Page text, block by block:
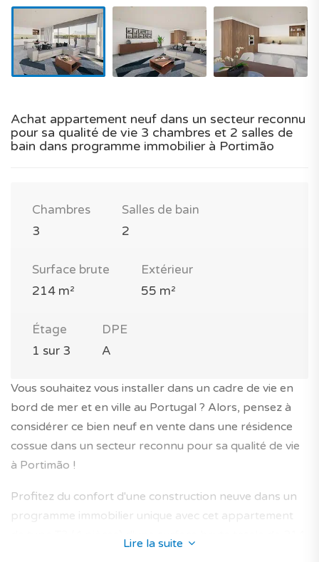
Achat appartement neuf dans un secteur reconnu
pour sa qualité de vie 3 chambres et 2 salles de
bain dans programme immobilier à Portimão
Chambres
3
Salles de bain
2
Surface brute
214 m²
Extérieur
55 m²
Étage
1 sur 3
DPE
A
Vous souhaitez vous installer dans un cadre de vie en
bord de mer et en ville au Portugal ? Alors, pensez à
considérer ce bien neuf en vente dans une résidence
cossue dans un secteur reconnu pour sa qualité de vie
à Portimão !
Profitez du confort d'une construction neuve dans un
programme immobilier unique avec cet appartement
Lire la suite